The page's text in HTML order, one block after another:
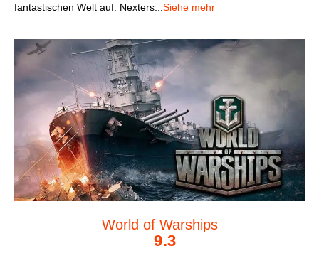
fantastischen Welt auf. Nexters... Siehe mehr
World of Warships
9.3